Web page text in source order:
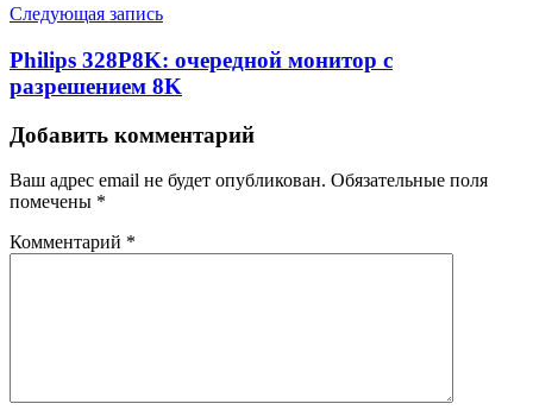
Следующая запись
Philips 328P8K: очередной монитор с
разрешением 8K
Добавить комментарий
Ваш адрес email не будет опубликован. Обязательные поля
помечены *
Комментарий *